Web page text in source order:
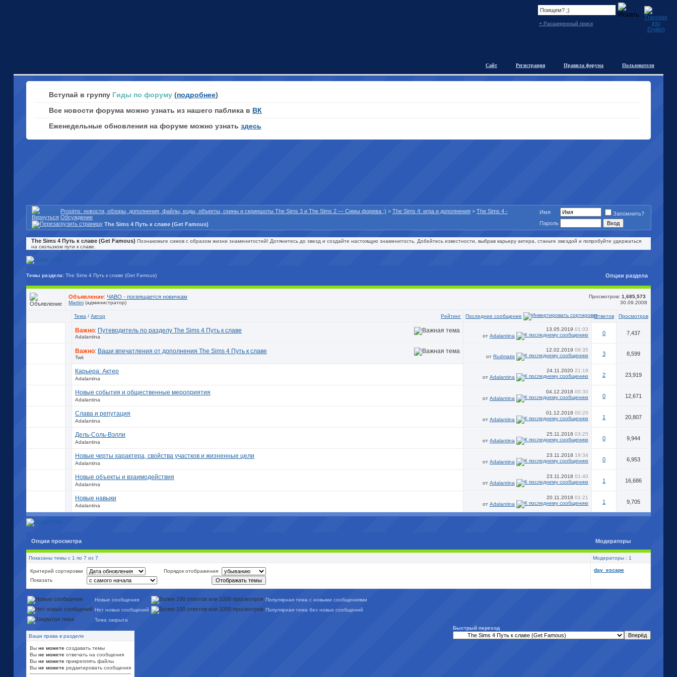
+ Расширенный поиск
Пользователи
Правила форума
Регистрация
Сайт
Вступай в группу Гиды по форуму (подробнее)
Все новости форума можно узнать из нашего паблика в ВК
Еженедельные обновления на форуме можно узнать здесь
Prosims: новости, обзоры, дополнения, файлы, коды, объекты, скины и скриншоты The Sims 3 и The Sims 2 — Симы форева ;) > The Sims 4: игра и дополнения > The Sims 4 -
Обсуждение
The Sims 4 Путь к славе (Get Famous)
Имя
Запомнить?
Пароль
The Sims 4 Путь к славе (Get Famous) Познакомьте симов с образом жизни знаменитостей! Дотянитесь до звезд и создайте настоящую знаменитость. Добейтесь известности, выбрав карьеру актера, станьте звездой и попробуйте удержаться
на скользком пути к славе.
Темы раздела: The Sims 4 Путь к славе (Get Famous) Опции раздела
Просмотров: 1,685,573
Объявление: ЧАВО - посвящается новичкам
30.09.2008
Martini (администратор)
Рейтинг
Тема / Автор Последнее сообщение Ответов Просмотров
Важно: Путеводитель по разделу The Sims 4 Путь к славе
Adalantina
13.05.2019 01:03
от Adalantina 0 7,437
Важно: Ваши впечатления от дополнения The Sims 4 Путь к славе
Twit
12.02.2019 09:35
от Rudmatis 3 8,599
Карьера: Актер
Adalantina
24.11.2020 21:19
от Adalantina 2 23,919
Новые события и общественные мероприятия
Adalantina
04.12.2018 00:30
от Adalantina 0 12,671
Слава и репутация
Adalantina
01.12.2018 00:20
от Adalantina 1 20,807
Дель-Соль-Вэлли
Adalantina
25.11.2018 03:25
от Adalantina 0 9,944
Новые черты характера, свойства участков и жизненные цели
Adalantina
23.11.2018 19:34
от Adalantina 0 6,953
Новые объекты и взаимодействия
Adalantina
23.11.2018 01:40
от Adalantina 1 16,686
Новые навыки
Adalantina
20.11.2018 01:21
от Adalantina 1 9,705
Опции просмотра Модераторы
Показаны темы с 1 по 7 из 7 Модераторы : 1
Критерий сортировки
Порядок отображения
Показать
day_escape
Новые сообщения
Популярная тема с новыми сообщениями
Нет новых сообщений
Популярная тема без новых сообщений
Тема закрыта
Ваши права в разделе
Вы не можете создавать темы
Вы не можете отвечать на сообщения
Вы не можете прикреплять файлы
Вы не можете редактировать сообщения
Быстрый переход